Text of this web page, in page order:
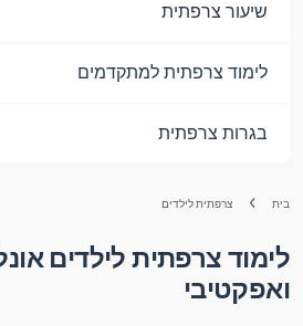
שיעור צרפתית
לימוד צרפתית למתקדמים
בגרות צרפתית
בית צרפתית לילדים
לימוד צרפתית לילדים
ואפקטיבי